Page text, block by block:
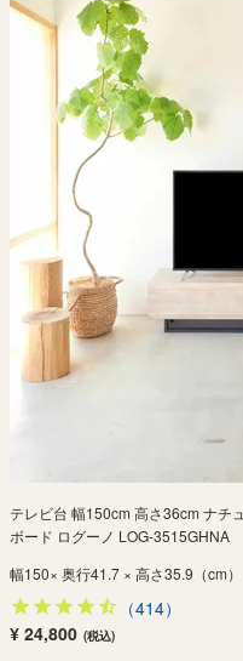
テレビ台 幅150cm 高さ36cm ナチ
ボード ログーノ LOG-3515GHNA
幅150× 奥行41.7 × 高さ35.9（cm）
（414）
¥ 24,800 (税込)